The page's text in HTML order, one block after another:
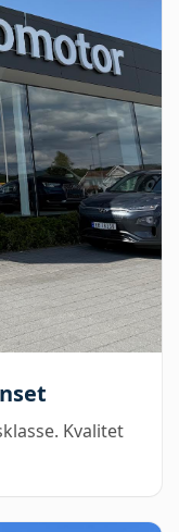
Kvalitet